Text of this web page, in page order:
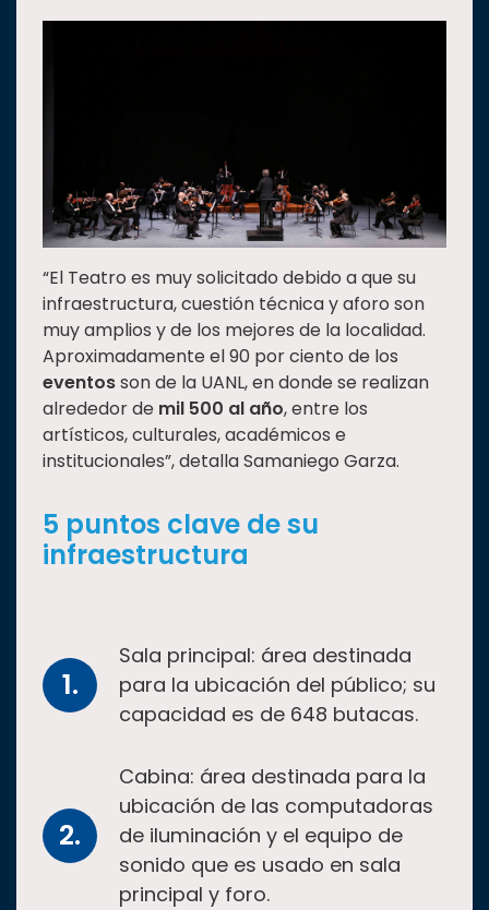
“El Teatro es muy solicitado debido a que su
infraestructura, cuestión técnica y aforo son
muy amplios y de los mejores de la localidad.
Aproximadamente el 90 por ciento de los
eventosson de la UANL, en donde se realizan
alrededor de mil 500 al año, entre los
artísticos, culturales, académicos e
institucionales”, detalla Samaniego Garza.
5 puntos clave de su
infraestructura
Sala principal: área destinada
para la ubicación del público; su
capacidad es de 648 butacas.
Cabina: área destinada para la
ubicación de las computadoras
de iluminación y el equipo de
sonido que es usado en sala
principal y foro.